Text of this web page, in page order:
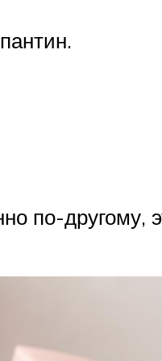
по-другому,